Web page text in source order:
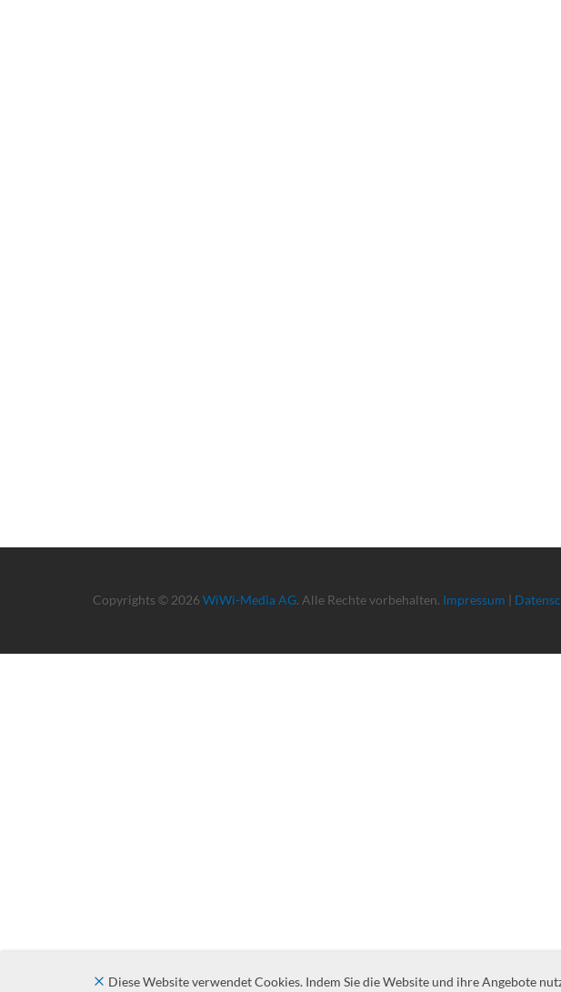
Copyrights © 2026 WiWi-Media AG. Alle Rechte vorbehalten. Impressum |
Diese Website verwendet Cookies. Indem Sie die Website und ihre Angebote